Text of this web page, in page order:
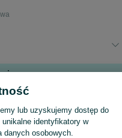
7 osobowy
lub uzyskujemy dostęp do
identyfikatory w
danych osobowych.